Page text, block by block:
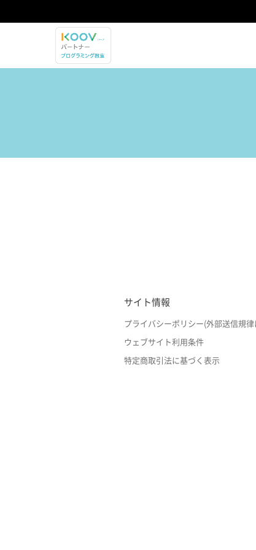
サイト情報
プライバシーポリシー(外部送信規律
ウェブサイト利用条件
特定商取引法に基づく表示